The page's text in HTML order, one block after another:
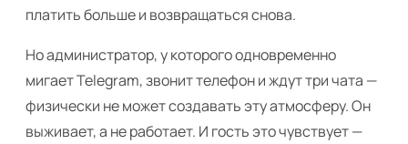
платить больше и возвращаться снова.
Но администратор, у которого одновременно
мигает Telegram, звонит телефон и ждут три чата —
физически не может создавать эту атмосферу. Он
выживает, а не работает. И гость это чувствует —